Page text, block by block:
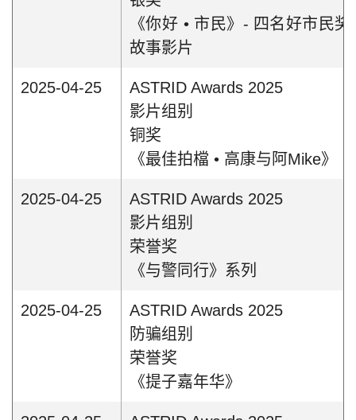
《你好 • 市民》- 四名好市民奖
故事影片
2025-04-25
ASTRID Awards 2025
影片组别
铜奖
《最佳拍檔 • 高康与阿Mike》
2025-04-25
ASTRID Awards 2025
影片组别
荣誉奖
《与警同行》系列
2025-04-25
ASTRID Awards 2025
防骗组别
荣誉奖
《提子嘉年华》